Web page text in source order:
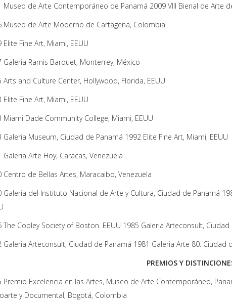
Museo de Arte Contemporáneo de Panamá 2009 VIII Bienal de Arte
Museo de Arte Moderno de Cartagena, Colombia
Elite Fine Art, Miami, EEUU
Galeria Ramis Barquet, Monterrey, México
Arts and Culture Center, Hollywood, Florida, EEUU
Elite Fine Art, Miami, EEUU
Miami Dade Community College, Miami, EEUU
Galeria Museum, Ciudad de Panamá 1992 Elite Fine Art, Miami, EEUU
Galeria Arte Hoy, Caracas, Venezuela
Centro de Bellas Artes, Maracaibo, Venezuela
Galeria del Instituto Nacional de Arte y Cultura, Ciudad de Panamá
The Copley Society of Boston. EEUU 1985 Galeria Arteconsult,
Galeria Arteconsult, Ciudad de Panamá 1981 Galeria Arte 80. Ciudad
PREMIOS Y
Premio Excelencia en las Artes, Museo de Arte Contemporáneo,
y Documental, Bogotá, Colombia